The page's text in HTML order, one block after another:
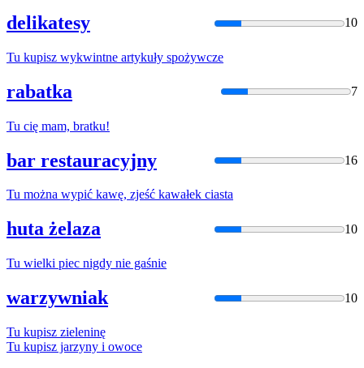
delikatesy 10
Tu kupisz wykwintne artykuły spożywcze
rabatka 7
Tu cię mam, bratku!
bar restauracyjny 16
Tu można wypić kawę, zjeść kawałek ciasta
huta żelaza 10
Tu wielki piec nigdy nie gaśnie
warzywniak 10
Tu kupisz zieleninę
Tu kupisz jarzyny i owoce